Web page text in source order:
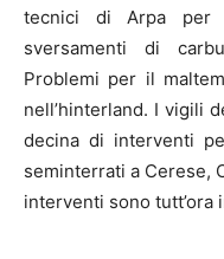
tecnici di Arpa per
sversamenti di
Problemi per il
nell’hinterland. I vigili
decina di interventi
seminterrati a Cerese,
interventi sono tutt’ora